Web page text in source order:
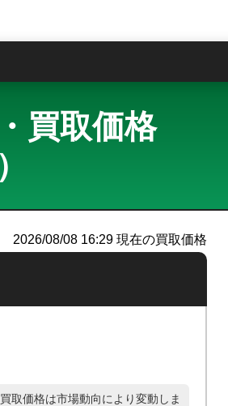
買取価格
2026/08/08 16:29 現在の買取価格
取価格は市場動向により変動しま